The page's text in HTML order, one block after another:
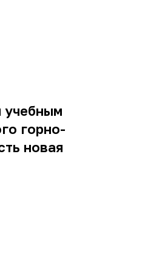
учебным
горно-
новая